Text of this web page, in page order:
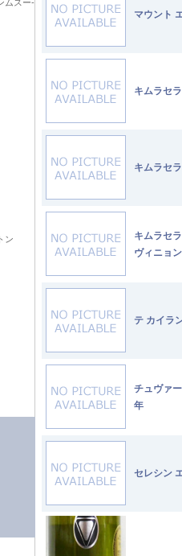
ムスー-
ン
マウント
キムラセ
キムラセ
キムラセ
ヴィニョ
テ カイ
チュヴァ
年
セレシン